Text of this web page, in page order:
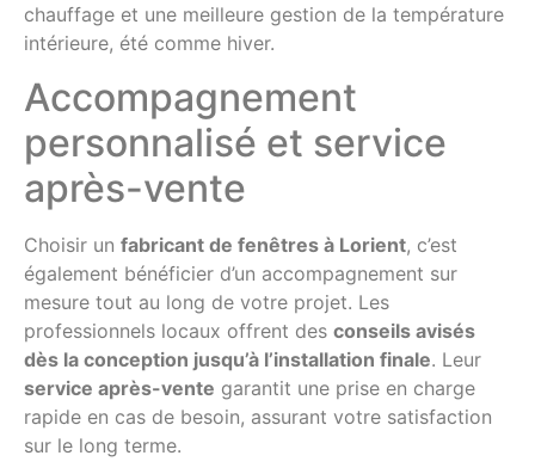
chauffage et une meilleure gestion de la température
intérieure, été comme hiver.
Accompagnement
personnalisé et service
après-vente
Choisir un fabricant de fenêtres à Lorient, c’est
également bénéficier d’un accompagnement sur
mesure tout au long de votre projet. Les
professionnels locaux offrent des conseils avisés
dès la conception jusqu’à l’installation finale. Leur
service après-vente garantit une prise en charge
rapide en cas de besoin, assurant votre satisfaction
sur le long terme.